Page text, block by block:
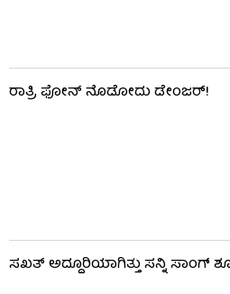
ರಾತ್ರಿ ಫೋನ್​​ ನೊಡೋದು ಡೇಂಜರ್!
ಸಖತ್ ಅದ್ದೂರಿಯಾಗಿತ್ತು ಸನ್ನಿ ಸಾಂಗ್